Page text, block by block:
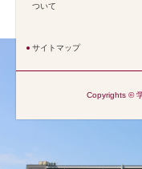
ついて
サイトマップ
Copyrights ©